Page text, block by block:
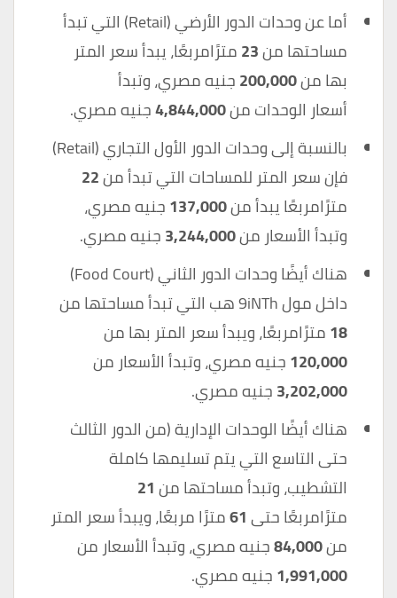
أما عن وحدات الدور الأرضي (Retail) التي تبدأ
مساحتها من23مترًامربعًا، يبدأ سعر المتر
بها من200,000جنيه مصري، وتبدأ
أسعار الوحدات من4,844,000جنيه مصري.
بالنسبة إلى وحدات الدور الأول التجاري (Retail)
فإن سعر المتر للمساحات التي تبدأ من22
مترًامربعًا يبدأ من137,000جنيه مصري،
وتبدأ الأسعار من3,244,000جنيه مصري.
هناك أيضًا وحدات الدور الثاني (Food Court)
داخل مول 9iNTh هب التي تبدأ مساحتها من
18مترًامربعًا، ويبدأ سعر المتر بها من
120,000جنيه مصري، وتبدأ الأسعار من
3,202,000جنيه مصري.
هناك أيضًا الوحدات الإدارية (من الدور الثالث
حتى التاسع التي يتم تسليمها كاملة
التشطيب، وتبدأ مساحتها من21
مترًامربعًا حتى61مترًا مربعًا، ويبدأ سعر المتر
من84,000جنيه مصري، وتبدأ الأسعار من
1,991,000جنيه مصري.